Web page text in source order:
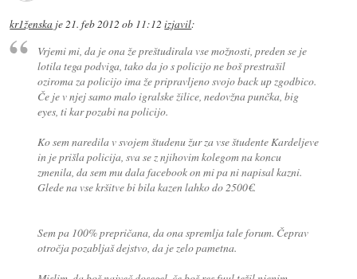
kr1ženska je21. feb 2012 ob 11:12 izjavil:
Vrjemi mi, da je ona že preštudirala vse možnosti, preden se je
lotila tega podviga, tako da jo s policijo ne boš prestrašil
oziroma za policijo ima že pripravljeno svojo back up zgodbico.
Če je v njej samo malo igralske žilice, nedovžna punčka, big
eyes, ti kar pozabi na policijo.
Ko sem naredila v svojem študenu žur za vse študente Kardeljeve
in je prišla policija, sva se z njihovim kolegom na koncu
zmenila, da sem mu dala facebook on mi pa ni napisal kazni.
Glede na vse kršitve bi bila kazen lahko do 2500€.
Sem pa 100% prepričana, da ona spremlja tale forum. Čeprav
otročja pozabljaš dejstvo, da je zelo pametna.